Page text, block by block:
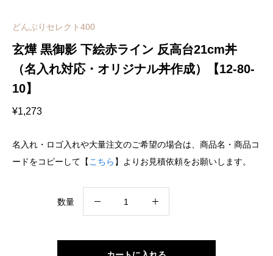
どんぶりセレクト400
玄燁 黒御影 下絵赤ライン 反高台21cm丼
（名入れ対応・オリジナル丼作成）【12-80-
10】
¥1,273
名入れ・ロゴ入れや大量注文のご希望の場合は、商品名・商品コ
ードをコピーして【 こちら 】よりお見積依頼をお願いします。
数量